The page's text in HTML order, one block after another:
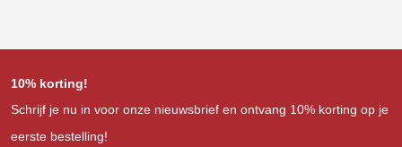
10% korting!
Schrijf je nu in voor onze nieuwsbrief en ontvang 10% korting op je
eerste bestelling!